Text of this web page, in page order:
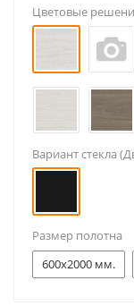
Цветовые
Вариант стекла
Размер полотна
600x2000 мм.